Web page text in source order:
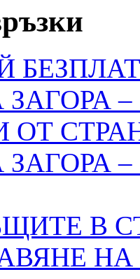
ЗАГОРА
ОТ
ЗАГОРА
В